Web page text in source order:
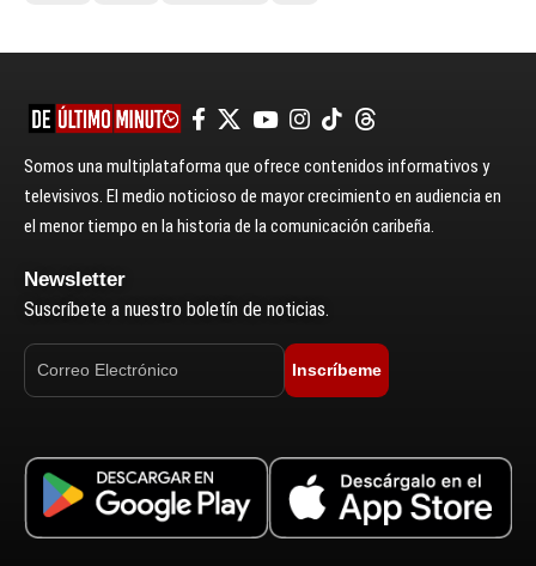
Somos una multiplataforma que ofrece contenidos informativos y
televisivos. El medio noticioso de mayor crecimiento en audiencia en
el menor tiempo en la historia de la comunicación caribeña.
Newsletter
Suscríbete a nuestro boletín de noticias.
Inscríbeme